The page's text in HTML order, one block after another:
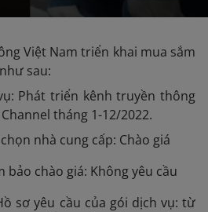
Việt Nam triển khai mua sắm
sau:
Phát triển kênh truyền thông
tháng 1-12/2022.
nhà cung cấp: Chào giá
bảo chào giá: Không yêu cầu
sơ yêu cầu của gói dịch vụ: từ